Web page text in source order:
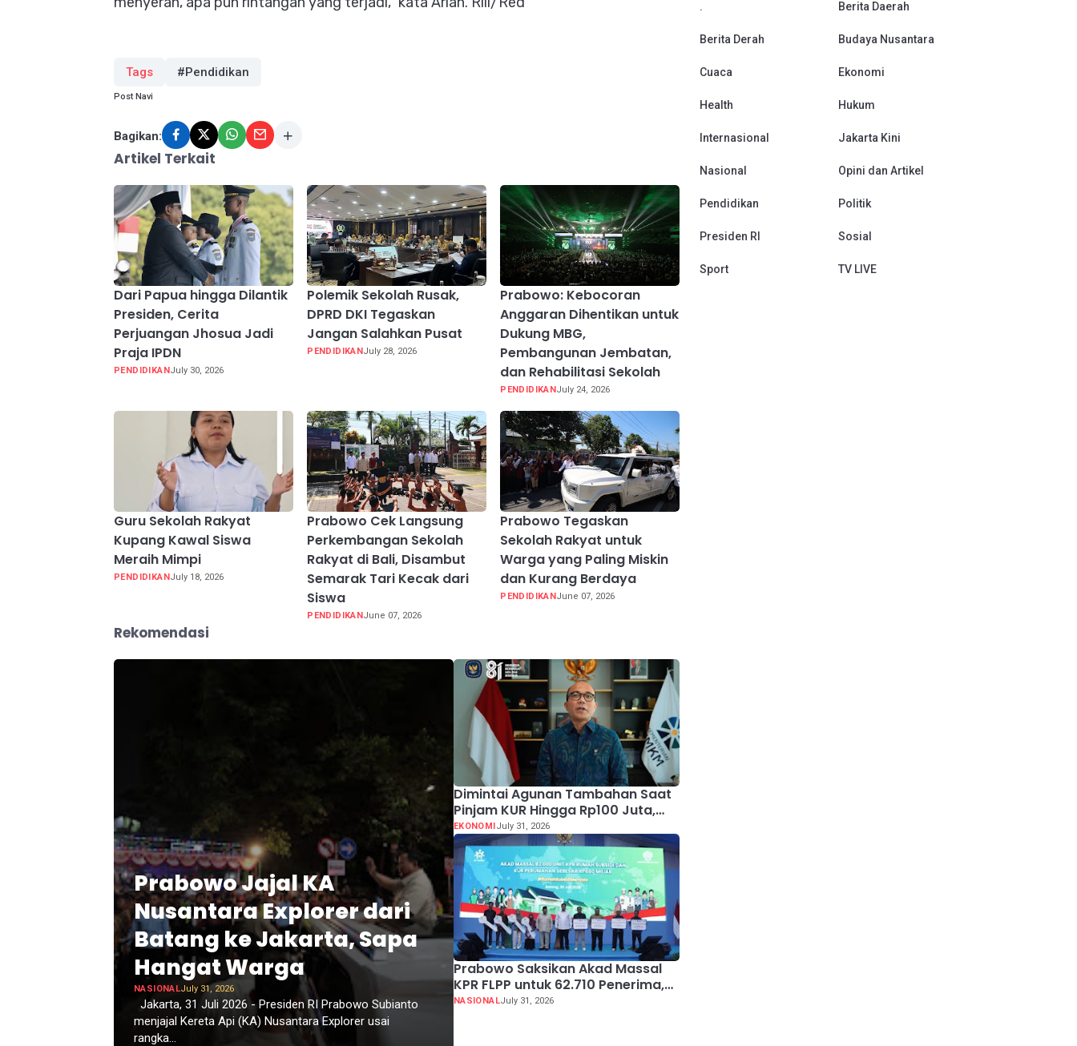
Tags #Pendidikan
Post Navi
Bagikan:
Artikel Terkait
Dari Papua hingga Dilantik
Presiden, Cerita
Perjuangan Jhosua Jadi
Praja IPDN
PENDIDIKAN July 30, 2026
Polemik Sekolah Rusak,
DPRD DKI Tegaskan
Jangan Salahkan Pusat
PENDIDIKAN July 28, 2026
Prabowo: Kebocoran
Anggaran Dihentikan untuk
Dukung MBG,
Pembangunan Jembatan,
dan Rehabilitasi Sekolah
PENDIDIKAN July 24, 2026
Guru Sekolah Rakyat
Kupang Kawal Siswa
Meraih Mimpi
PENDIDIKAN July 18, 2026
Prabowo Cek Langsung
Perkembangan Sekolah
Rakyat di Bali, Disambut
Semarak Tari Kecak dari
Siswa
PENDIDIKAN June 07, 2026
Prabowo Tegaskan
Sekolah Rakyat untuk
Warga yang Paling Miskin
dan Kurang Berdaya
PENDIDIKAN June 07, 2026
Rekomendasi
Prabowo Jajal KA
Nusantara Explorer dari
Batang ke Jakarta, Sapa
Hangat Warga
NASIONALJuly 31, 2026
Jakarta, 31 Juli 2026 - Presiden RI Prabowo Subianto
menjajal Kereta Api (KA) Nusantara Explorer usai
rangka...
Dimintai Agunan Tambahan Saat
Pinjam KUR Hingga Rp100 Juta,
Segera Laporkan!
EKONOMIJuly 31, 2026
Prabowo Saksikan Akad Massal
KPR FLPP untuk 62.710 Penerima,
dari Guru SD hingga Pengemudi
NASIONALJuly 31, 2026
. Berita Daerah
Berita Derah Budaya Nusantara
Cuaca Ekonomi
Health Hukum
Internasional Jakarta Kini
Nasional Opini dan Artikel
Pendidikan Politik
Presiden RI Sosial
Sport TV LIVE